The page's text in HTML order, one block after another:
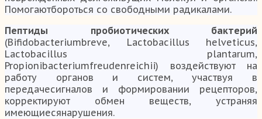
Помогаютбороться со свободными радикалами.
Пептиды пробиотических бактерий
(Bifidobacteriumbreve, Lactobacillus helveticus,
Lactobacillus plantarum,
Propionibacteriumfreudenreichii) воздействуют на
работу органов и систем, участвуя в
передачесигналов и формировании рецепторов,
корректируют обмен веществ, устраняя
имеющиесянарушения.